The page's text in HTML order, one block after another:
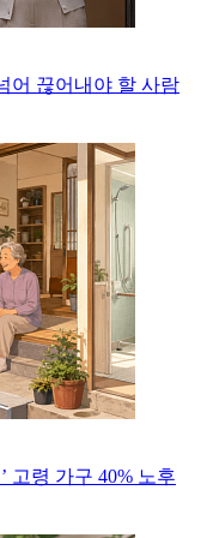
어 끊어내야 할 사람
고령 가구 40% 노후